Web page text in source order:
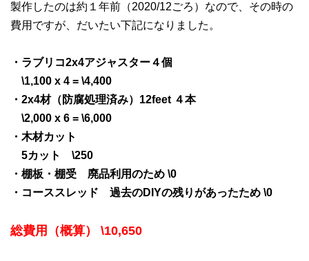
製作したのは約１年前（2020/12ごろ）なので、その時の
費用ですが、だいたい下記になりました。
・ラブリコ2x4アジャスター４個
\1,100 x 4 = \4,400
・2x4材（防腐処理済み）12feet ４本
\2,000 x 6 = \6,000
・木材カット
5カット \250
・棚板・棚受 廃品利用のため \0
・コーススレッド 過去のDIYの残りがあったため \0
総費用（概算） \10,650